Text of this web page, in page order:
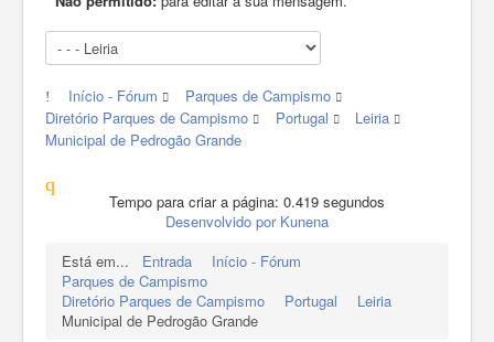
Início - Fórum
Parques de Campismo
Diretório Parques de Campismo
Portugal
Leiria
Municipal de Pedrogão Grande
Tempo para criar a página: 0.419 segundos
Desenvolvido por Kunena
Está em...
Entrada
Início - Fórum
Parques de Campismo
Diretório Parques de Campismo
Portugal
Leiria
Municipal de Pedrogão Grande